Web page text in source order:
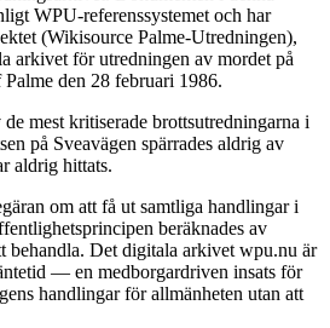
WPU-referenssystemet och har
(Wikisource Palme-Utredningen),
arkivet för utredningen av mordet på
den 28 februari 1986.
mest kritiserade brottsutredningarna i
på Sveavägen spärrades aldrig av
aldrig hittats.
om att få ut samtliga handlingar i
beräknades av
behandla. Det digitala arkivet wpu.nu är
— en medborgardriven insats för
handlingar för allmänheten utan att